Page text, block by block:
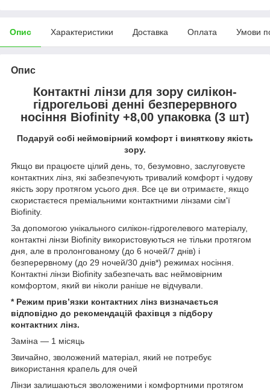
Опис Характеристики Доставка Оплата Умови
Опис
Контактні лінзи для зору силікон-
гідрогельові денні безперервного
носіння Biofinity +8,00 упаковка (3 шт)
Подаруй собі неймовірний комфорт і виняткову якість
зору.
Якщо ви працюєте цілий день, то, безумовно, заслуговуєте
контактних лінз, які забезпечують тривалий комфорт і чудову
якість зору протягом усього дня. Все це ви отримаєте, якщо
скористаєтеся преміальними контактними лінзами сім'ї
Biofinity.
За допомогою унікального силікон-гідрогелевого матеріалу,
контактні лінзи Biofinity використовуються не тільки протягом
дня, але в пролонгованому (до 6 ночей/7 днів) і
безперервному (до 29 ночей/30 днів*) режимах носіння.
Контактні лінзи Biofinity забезпечать вас неймовірним
комфортом, який ви ніколи раніше не відчували.
* Режим прив’язки контактних лінз визначається
відповідно до рекомендацій фахівця з підбору
контактних лінз.
Заміна — 1 місяць
Звичайно, зволожений матеріал, який не потребує
використання крапель для очей
Лінзи залишаються зволоженими і комфортними протягом